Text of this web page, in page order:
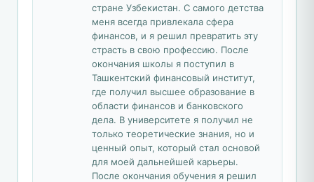
стране Узбекистан. С самого детства
меня всегда привлекала сфера
финансов, и я решил превратить эту
страсть в свою профессию. После
окончания школы я поступил в
Ташкентский финансовый институт,
где получил высшее образование в
области финансов и банковского
дела. В университете я получил не
только теоретические знания, но и
ценный опыт, который стал основой
для моей дальнейшей карьеры.
После окончания обучения я решил